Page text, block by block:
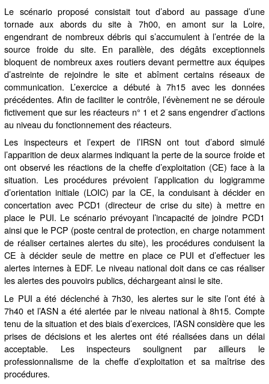
Le scénario proposé consistait tout d’abord au passage d’une
tornade aux abords du site à 7h00, en amont sur la Loire,
engendrant de nombreux débris qui s’accumulent à l’entrée de la
source froide du site. En parallèle, des dégâts exceptionnels
bloquent de nombreux axes routiers devant permettre aux équipes
d’astreinte de rejoindre le site et abîment certains réseaux de
communication. L’exercice a débuté à 7h15 avec les données
précédentes. Afin de faciliter le contrôle, l’évènement ne se déroule
fictivement que sur les réacteurs n° 1 et 2 sans engendrer d’actions
au niveau du fonctionnement des réacteurs.
Les inspecteurs et l’expert de l’IRSN ont tout d’abord simulé
l’apparition de deux alarmes indiquant la perte de la source froide et
ont observé les réactions de la cheffe d’exploitation (CE) face à la
situation. Les procédures prévoient l’application du logigramme
d’orientation initiale (LOIC) par la CE, la conduisant à décider en
concertation avec PCD1 (directeur de crise du site) à mettre en
place le PUI. Le scénario prévoyant l’incapacité de joindre PCD1
ainsi que le PCP (poste central de protection, en charge notamment
de réaliser certaines alertes du site), les procédures conduisent la
CE à décider seule de mettre en place ce PUI et d’effectuer les
alertes internes à EDF. Le niveau national doit dans ce cas réaliser
les alertes des pouvoirs publics, déchargeant ainsi le site.
Le PUI a été déclenché à 7h30, les alertes sur le site l’ont été à
7h40 et l’ASN a été alertée par le niveau national à 8h15. Compte
tenu de la situation et des biais d’exercices, l’ASN considère que les
prises de décisions et les alertes ont été réalisées dans un délai
acceptable. Les inspecteurs soulignent par ailleurs le
professionnalisme de la cheffe d’exploitation et sa maîtrise des
procédures.